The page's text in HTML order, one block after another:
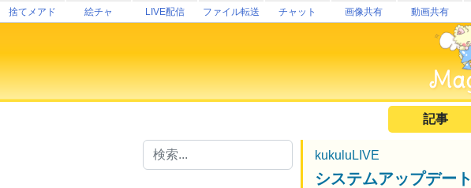
捨てメアド 絵チャ LIVE配信 ファイル転送 チャット 画像共有 動画共有
記事
kukuluLIVE
システムアップデー